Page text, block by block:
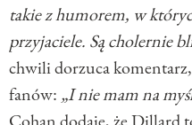
takie z humorem, w
przyjaciele. Są cholernie
chwili dorzuca
fanów: „I nie mam na